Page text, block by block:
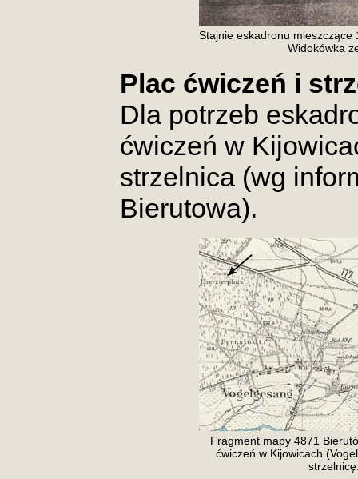
Stajnie eskadronu
Widokówka
Plac ćwiczeń i
Dla potrzeb
ćwiczeń w
strzelnica (wg
Bierutowa).
Fragment mapy 4871
ćwiczeń w Kijowicach